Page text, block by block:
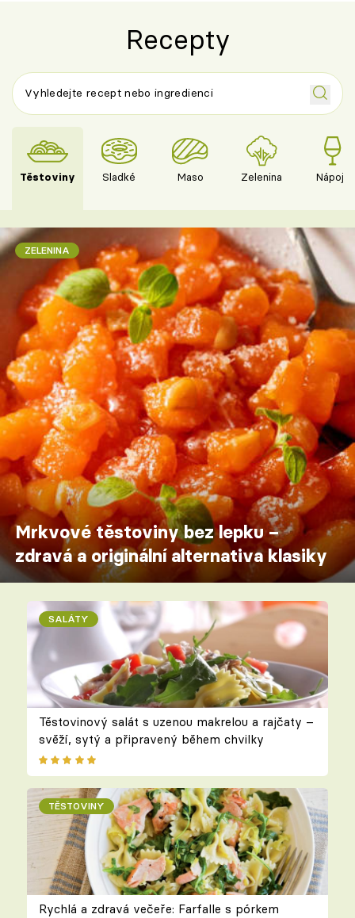
Recepty
Těstoviny Sladké Maso Zelenina Nápoje
ZELENINA
Mrkvové těstoviny bez lepku –
zdravá a originální alternativa klasiky
SALÁTY
Těstovinový salát s uzenou makrelou a rajčaty –
svěží, sytý a připravený během chvilky
TĚSTOVINY
Rychlá a zdravá večeře: Farfalle s pórkem